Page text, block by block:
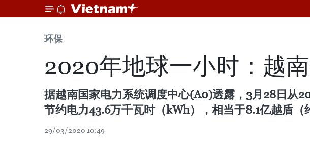
环保
2020年地球一小时：越
据越南国家电力系统调度中心(A0)透露，3月28日从
节约电力43.6万千瓦时（kWh），相当于8.1亿越盾（
29/03/2020 10:49